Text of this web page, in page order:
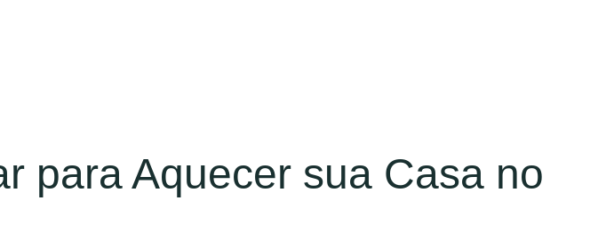
para Aquecer sua Casa no